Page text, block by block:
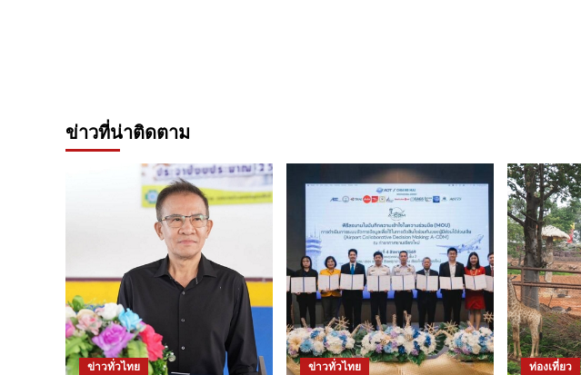
ข่าวที่น่าติดตาม
ข่าวทั่วไทย ข่าวทั่วไทย ท่องเที่ยว